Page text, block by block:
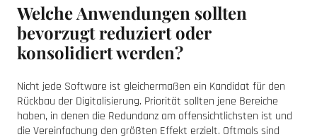
Welche Anwendungen sollten
bevorzugt reduziert oder
konsolidiert werden?
Nicht jede Software ist gleichermaßen ein Kandidat für den
Rückbau der Digitalisierung. Priorität sollten jene Bereiche
haben, in denen die Redundanz am offensichtlichsten ist und
die Vereinfachung den größten Effekt erzielt. Oftmals sind